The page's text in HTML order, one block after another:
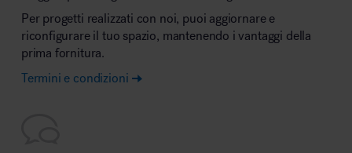
Per progetti realizzati con noi, puoi aggiornare e
riconfigurare il tuo spazio, mantenendo i vantaggi della
prima fornitura.
Termini e condizioni